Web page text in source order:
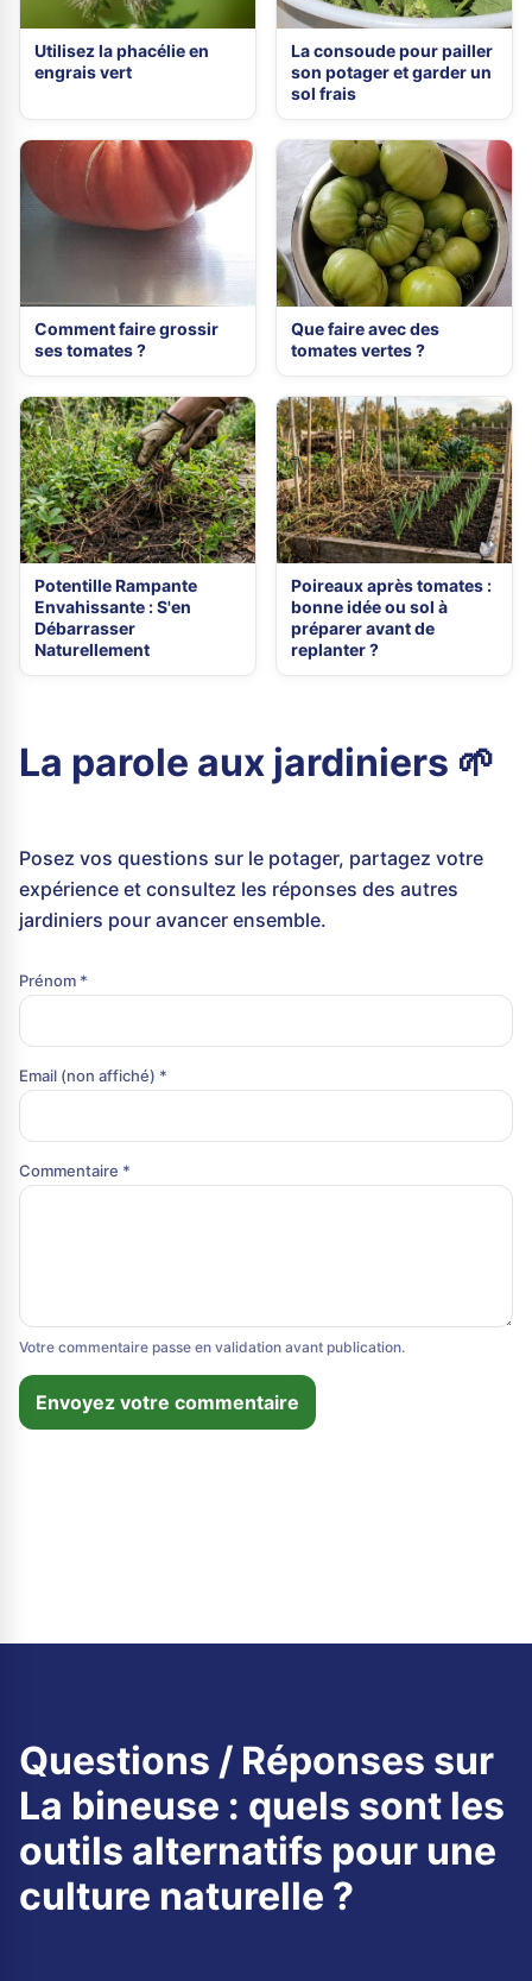
Utilisez la phacélie en
engrais vert
La consoude pour pailler
son potager et garder un
sol frais
Comment faire grossir
ses tomates ?
Que faire avec des
tomates vertes ?
Potentille Rampante
Envahissante : S'en
Débarrasser
Naturellement
Poireaux après tomates :
bonne idée ou sol à
préparer avant de
replanter ?
La parole aux jardiniers 🌱
Posez vos questions sur le potager, partagez votre
expérience et consultez les réponses des autres
jardiniers pour avancer ensemble.
Prénom *
Email (non affiché) *
Commentaire *
Votre commentaire passe en validation avant publication.
Envoyez votre commentaire
Questions / Réponses sur
La bineuse : quels sont les
outils alternatifs pour une
culture naturelle ?